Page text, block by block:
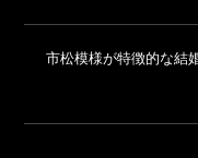
市松模様が特徴的な結